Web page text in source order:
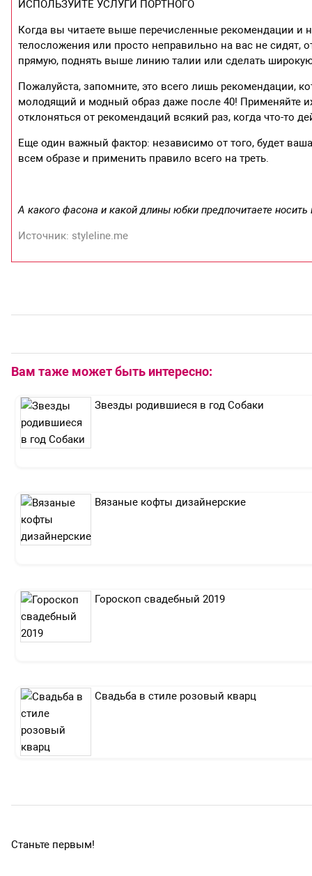
ИСПОЛЬЗУЙТЕ УСЛУГИ ПОРТНОГО
Когда вы читаете выше перечисленные рекомендации и
телосложения или просто неправильно на вас не сидят,
прямую, поднять выше линию талии или сделать
Пожалуйста, запомните, это всего лишь рекомендации,
молодящий и модный образ даже после 40! Применяйте
отклоняться от рекомендаций всякий раз, когда что-то
Еще один важный фактор: независимо от того, будет
всем образе и применить правило всего на треть.
А какого фасона и какой длины юбки предпочитаете носить
Источник: styleline.me
Вам таже может быть интересно:
Звезды родившиеся в год Собаки
Вязаные кофты дизайнерские
Гороскоп свадебный 2019
Свадьба в стиле розовый кварц
Станьте первым!